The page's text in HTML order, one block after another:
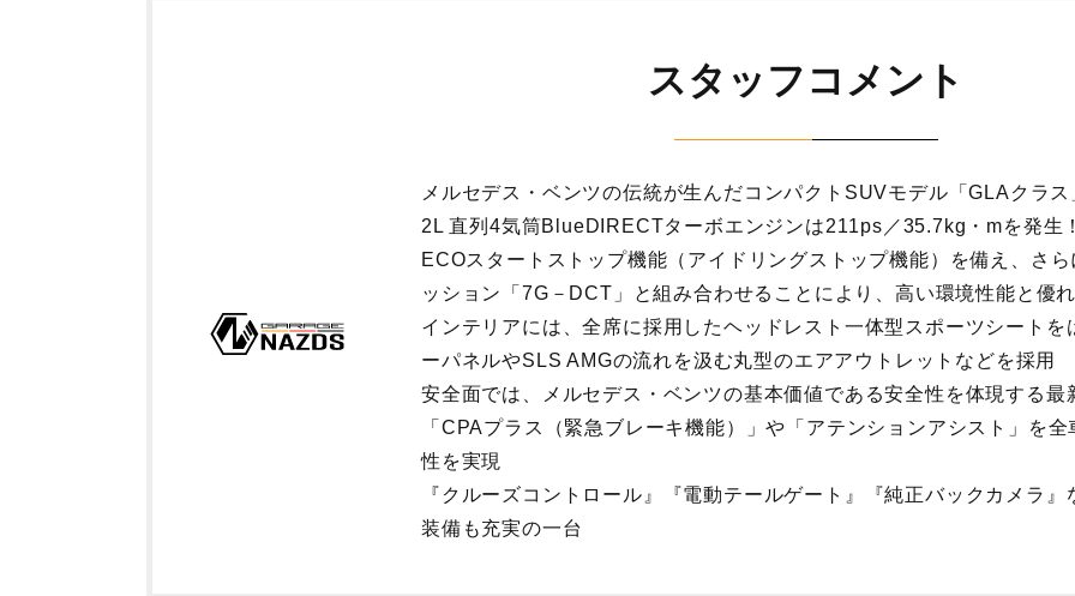
スタッフコメント
メルセデス・ベンツの伝統が生んだコンパクトSUVモデル「GLAクラス
2L 直列4気筒BlueDIRECTターボエンジンは211ps／35.7kg・mを発生
ECOスタートストップ機能（アイドリングストップ機能）を備え、さ
ッション「7G－DCT」と組み合わせることにより、高い環境性能と優
インテリアには、全席に採用したヘッドレスト一体型スポーツシート
ーパネルやSLS AMGの流れを汲む丸型のエアアウトレットなどを採用
安全面では、メルセデス・ベンツの基本価値である安全性を体現する
「CPAプラス（緊急ブレーキ機能）」や「アテンションアシスト」を
性を実現
『クルーズコントロール』『電動テールゲート』『純正バックカメラ』
装備も充実の一台